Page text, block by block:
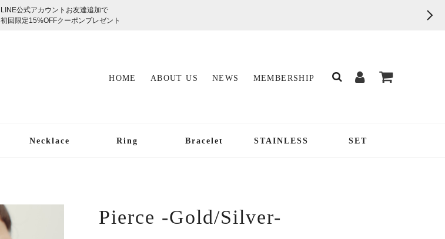
LINE公式アカウントお友達追加で
初回限定15%OFFクーポンプレゼント
HOME ABOUT US NEWS MEMBERSHIP
Necklace Ring Bracelet STAINLESS SET
Pierce -Gold/Silver-